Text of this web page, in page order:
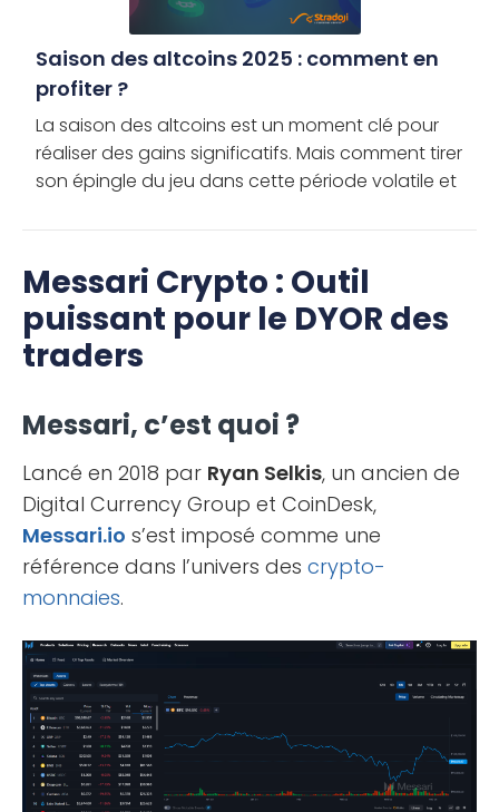
Saison des altcoins 2025 : comment en
profiter ?
La saison des altcoins est un moment clé pour
réaliser des gains significatifs. Mais comment tirer
son épingle du jeu dans cette période volatile et
Messari Crypto : Outil
puissant pour le DYOR des
traders
Messari, c’est quoi ?
Lancé en 2018 par Ryan Selkis, un ancien de
Digital Currency Group et CoinDesk,
Messari.io s’est imposé comme une
référence dans l’univers des crypto-
monnaies.